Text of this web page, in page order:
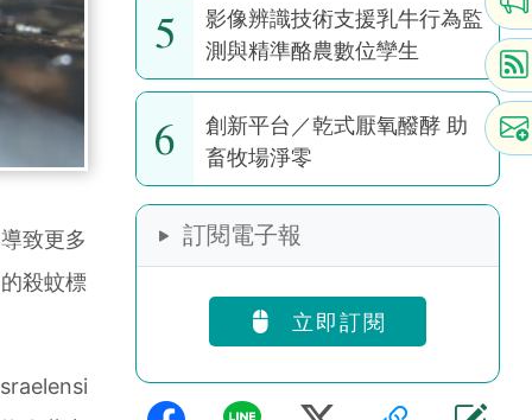
致更多
殺蚊標
5
影像辨識技術支援乳牛行為監
測與精準酪農數位孿生
6
創新平台／乾式厭氧醱酵 助
畜牧場淨零
訂閱電子報
立即訂閱